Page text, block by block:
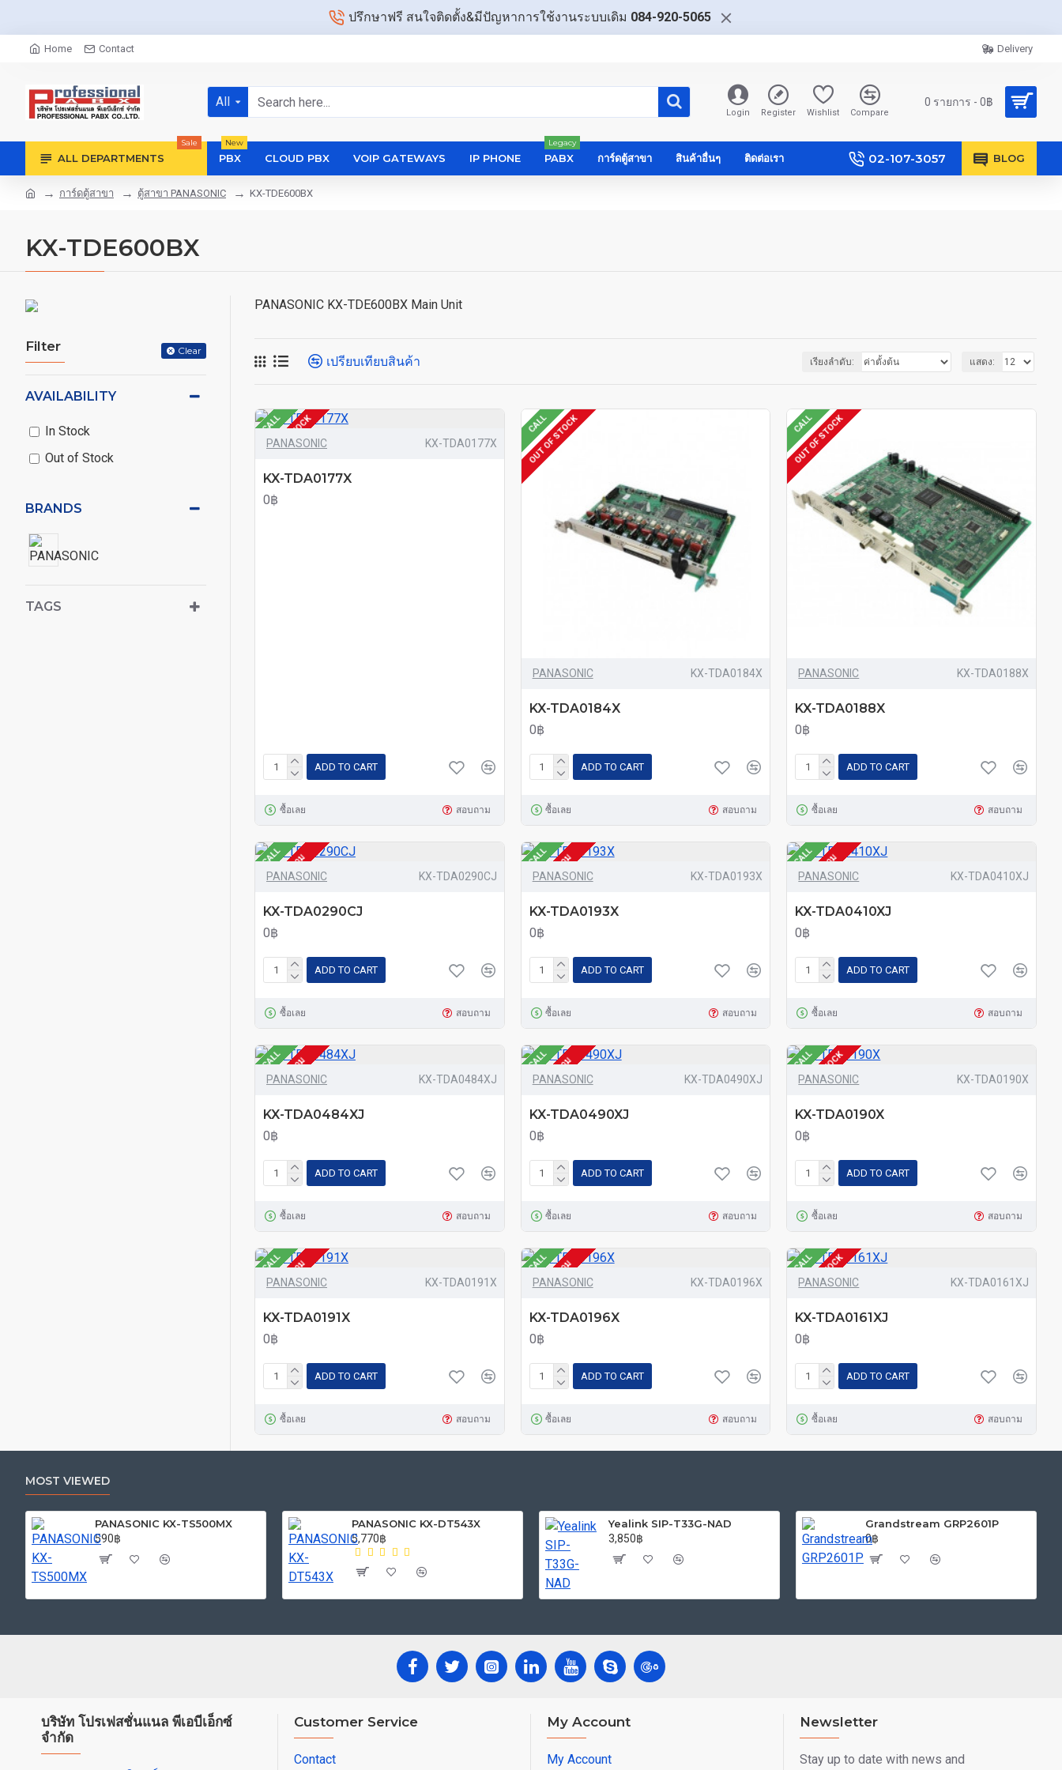
ปรึกษาฟรี สนใจติดตั้ง&มีปัญหาการใช้งานระบบเดิม 084-920-5065
Home Contact Delivery
All
Login Register Wishlist Compare
0 รายการ - 0฿
ALL DEPARTMENTS
Sale
PBX
New
CLOUD PBX VOIP GATEWAYS IP PHONE PABX
Legacy
การ์ดตู้สาขา สินค้าอื่นๆ ติดต่อเรา 02-107-3057 BLOG
การ์ดตู้สาขา ตู้สาขา PANASONIC KX-TDE600BX
KX-TDE600BX
Filter Clear
BRANDS
TAGS
AVAILABILITY
In Stock
Out of Stock
PANASONIC KX-TDE600BX Main Unit
เปรียบเทียบสินค้า เรียงลำดับ: แสดง:
CALL
OUT OF STOCK
PANASONIC KX-TDA0177X
KX-TDA0177X
0฿
ADD TO CART
ซื้อเลย สอบถาม
CALL
OUT OF STOCK
PANASONIC KX-TDA0184X
KX-TDA0184X
0฿
ADD TO CART
ซื้อเลย สอบถาม
CALL
OUT OF STOCK
PANASONIC KX-TDA0188X
KX-TDA0188X
0฿
ADD TO CART
ซื้อเลย สอบถาม
CALL
โทรสอบถาม
PANASONIC KX-TDA0290CJ
KX-TDA0290CJ
0฿
ADD TO CART
ซื้อเลย สอบถาม
CALL
โทรสอบถาม
PANASONIC KX-TDA0193X
KX-TDA0193X
0฿
ADD TO CART
ซื้อเลย สอบถาม
CALL
โทรสอบถาม
PANASONIC KX-TDA0410XJ
KX-TDA0410XJ
0฿
ADD TO CART
ซื้อเลย สอบถาม
CALL
โทรสอบถาม
PANASONIC KX-TDA0484XJ
KX-TDA0484XJ
0฿
ADD TO CART
ซื้อเลย สอบถาม
CALL
โทรสอบถาม
PANASONIC KX-TDA0490XJ
KX-TDA0490XJ
0฿
ADD TO CART
ซื้อเลย สอบถาม
CALL
OUT OF STOCK
PANASONIC KX-TDA0190X
KX-TDA0190X
0฿
ADD TO CART
ซื้อเลย สอบถาม
CALL
โทรสอบถาม
PANASONIC KX-TDA0191X
KX-TDA0191X
0฿
ADD TO CART
ซื้อเลย สอบถาม
CALL
โทรสอบถาม
PANASONIC KX-TDA0196X
KX-TDA0196X
0฿
ADD TO CART
ซื้อเลย สอบถาม
CALL
OUT OF STOCK
PANASONIC KX-TDA0161XJ
KX-TDA0161XJ
0฿
ADD TO CART
ซื้อเลย สอบถาม
MOST VIEWED
PANASONIC KX-TS500MX
590฿
PANASONIC KX-DT543X
5,770฿
Yealink SIP-T33G-NAD
3,850฿
Grandstream GRP2601P
0฿
บริษัท โปรเฟสชั่นแนล พีเอบีเอ็กซ์
จำกัด
Customer Service
Contact
My Account
My Account
Newsletter
Stay up to date with news and